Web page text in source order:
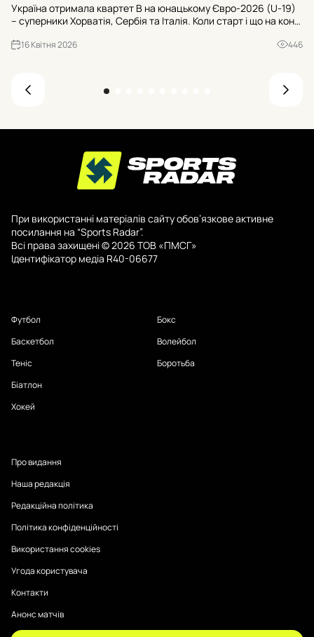
Україна отримала квартет В на юнацькому Євро-2026 (U-19)
– суперники Хорватія, Сербія та Італія. Коли старт і що на кону
16 Квітня 2026 446
При використанні матеріалів сайту обов’язкове активне
посилання на “Sports Radar”.
Всі права захищені © 2026 ТОВ «ПМСГ»
Ідентифікатор медіа R40-06677
Футбол
Баскетбол
Теніс
Біатлон
Хокей
Бокс
Волейбол
Боротьба
Про видання
Наша редакція
Редакційна політика
Політика конфіденційності
Використання cookies
Угода користувача
Контакти
Анонс матчів